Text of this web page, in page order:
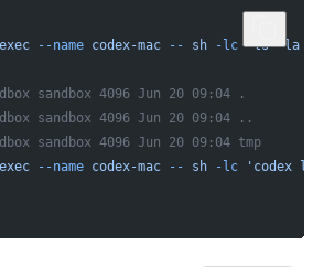
--name codex-mac -- sh -lc 'ls -la
sandbox 4096 Jun 20 09:04 .
sandbox 4096 Jun 20 09:04 ..
sandbox 4096 Jun 20 09:04 tmp
--name codex-mac -- sh -lc 'codex